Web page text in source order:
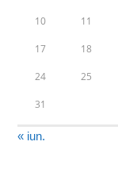
10 11
17 18
24 25
31
« iun.